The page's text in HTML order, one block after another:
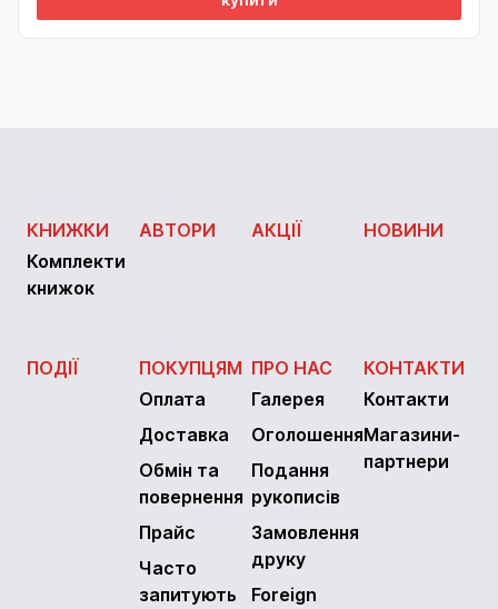
КНИЖКИ
Комплекти
книжок
АВТОРИ АКЦІЇ НОВИНИ
ПОДІЇ
ПОКУПЦЯМ
Оплата
Доставка
Обмін та
повернення
Прайс
Часто
запитують
ПРО НАС
Галерея
Оголошення
Подання
рукописів
Замовлення
друку
Foreign
КОНТАКТИ
Контакти
Магазини-
партнери